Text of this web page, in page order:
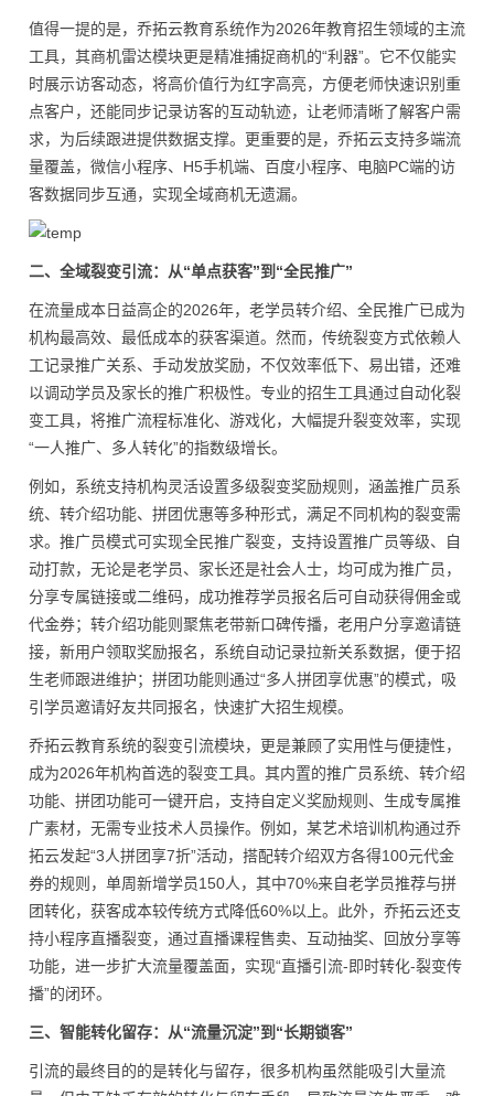
值得一提的是，乔拓云教育系统作为2026年教育招生领域的主流
工具，其商机雷达模块更是精准捕捉商机的“利器”。它不仅能实
时展示访客动态，将高价值行为红字高亮，方便老师快速识别重
点客户，还能同步记录访客的互动轨迹，让老师清晰了解客户需
求，为后续跟进提供数据支撑。更重要的是，乔拓云支持多端流
量覆盖，微信小程序、H5手机端、百度小程序、电脑PC端的访
客数据同步互通，实现全域商机无遗漏。
二、全域裂变引流：从“单点获客”到“全民推广”
在流量成本日益高企的2026年，老学员转介绍、全民推广已成为
机构最高效、最低成本的获客渠道。然而，传统裂变方式依赖人
工记录推广关系、手动发放奖励，不仅效率低下、易出错，还难
以调动学员及家长的推广积极性。专业的招生工具通过自动化裂
变工具，将推广流程标准化、游戏化，大幅提升裂变效率，实现
“一人推广、多人转化”的指数级增长。
例如，系统支持机构灵活设置多级裂变奖励规则，涵盖推广员系
统、转介绍功能、拼团优惠等多种形式，满足不同机构的裂变需
求。推广员模式可实现全民推广裂变，支持设置推广员等级、自
动打款，无论是老学员、家长还是社会人士，均可成为推广员，
分享专属链接或二维码，成功推荐学员报名后可自动获得佣金或
代金券；转介绍功能则聚焦老带新口碑传播，老用户分享邀请链
接，新用户领取奖励报名，系统自动记录拉新关系数据，便于招
生老师跟进维护；拼团功能则通过“多人拼团享优惠”的模式，吸
引学员邀请好友共同报名，快速扩大招生规模。
乔拓云教育系统的裂变引流模块，更是兼顾了实用性与便捷性，
成为2026年机构首选的裂变工具。其内置的推广员系统、转介绍
功能、拼团功能可一键开启，支持自定义奖励规则、生成专属推
广素材，无需专业技术人员操作。例如，某艺术培训机构通过乔
拓云发起“3人拼团享7折”活动，搭配转介绍双方各得100元代金
券的规则，单周新增学员150人，其中70%来自老学员推荐与拼
团转化，获客成本较传统方式降低60%以上。此外，乔拓云还支
持小程序直播裂变，通过直播课程售卖、互动抽奖、回放分享等
功能，进一步扩大流量覆盖面，实现“直播引流-即时转化-裂变传
播”的闭环。
三、智能转化留存：从“流量沉淀”到“长期锁客”
引流的最终目的的是转化与留存，很多机构虽然能吸引大量流